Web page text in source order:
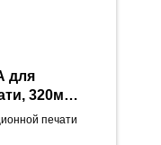
для
320мл,
печати